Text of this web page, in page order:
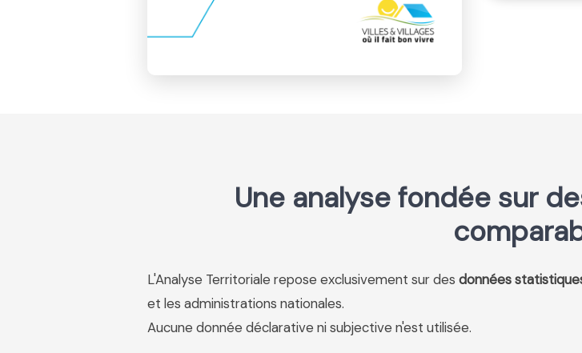
Une analyse fondée sur
L'Analyse Territoriale repose exclusivement sur des données
et les administrations nationales.
Aucune donnée déclarative ni subjective n'est utilisée.